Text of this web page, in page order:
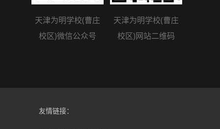
天津为明学校(曹庄
校区)微信公众号
天津为明学校(曹庄
校区)网站二维码
友情链接：